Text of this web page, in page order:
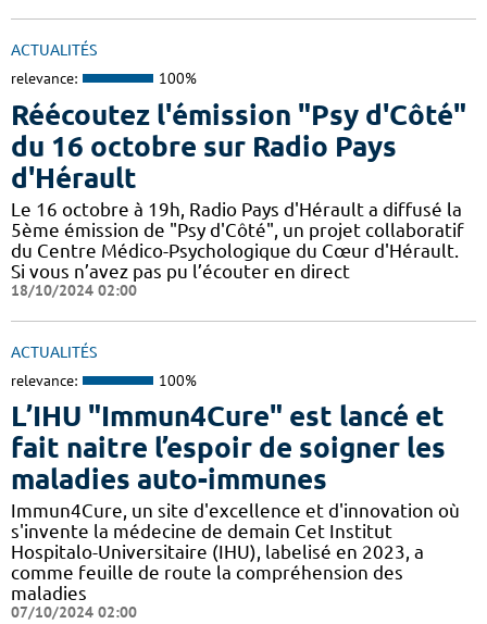
ACTUALITÉS
relevance: 100%
Réécoutez l'émission "Psy d'Côté"
du 16 octobre sur Radio Pays
d'Hérault
Le 16 octobre à 19h, Radio Pays d'Hérault a diffusé la
5ème émission de "Psy d'Côté", un projet collaboratif
du Centre Médico-Psychologique du Cœur d'Hérault.
Si vous n’avez pas pu l’écouter en direct
18/10/2024 02:00
ACTUALITÉS
relevance: 100%
L’IHU "Immun4Cure" est lancé et
fait naitre l’espoir de soigner les
maladies auto-immunes
Immun4Cure, un site d'excellence et d'innovation où
s'invente la médecine de demain Cet Institut
Hospitalo-Universitaire (IHU), labelisé en 2023, a
comme feuille de route la compréhension des
maladies
07/10/2024 02:00